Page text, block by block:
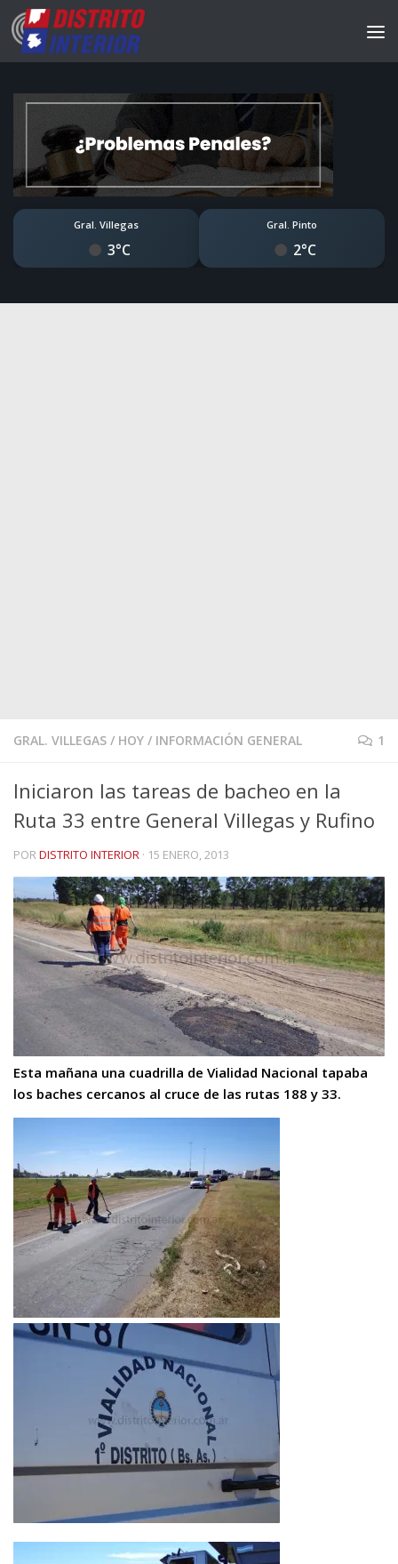
Gral. Villegas
3°C
Gral. Pinto
2°C
GRAL. VILLEGAS / HOY / INFORMACIÓN GENERAL 1
Iniciaron las tareas de bacheo en la
Ruta 33 entre General Villegas y Rufino
PORDISTRITO INTERIOR · 15 ENERO, 2013
Esta mañana una cuadrilla de Vialidad Nacional tapaba
los baches cercanos al cruce de las rutas 188 y 33.